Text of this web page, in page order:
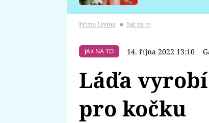
Prima Living ■ Jak na to
JAK NA TO 14. října 2022 13:10
Láďa
pro kočku